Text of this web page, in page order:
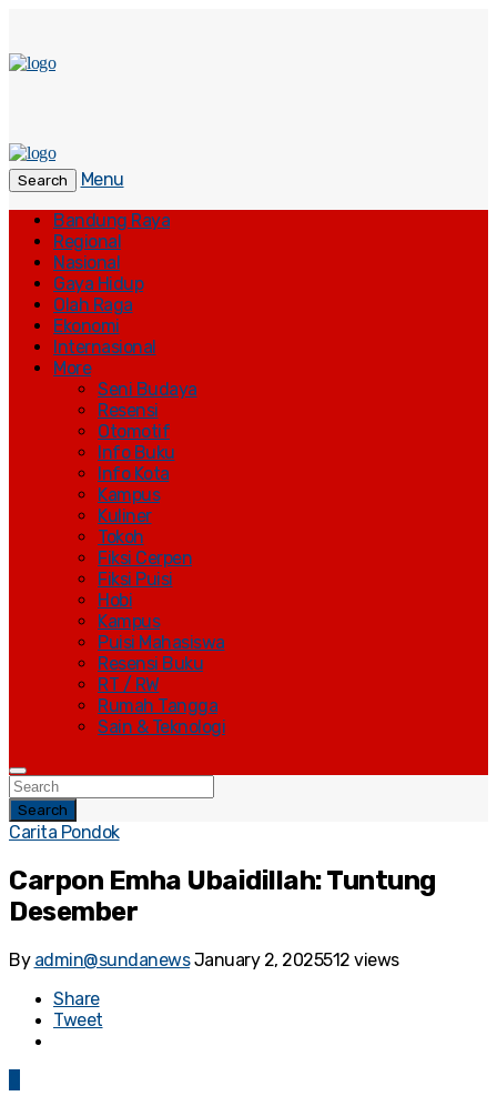
Search
Menu
Bandung Raya
Regional
Nasional
Gaya Hidup
Olah Raga
Ekonomi
Internasional
More
Seni Budaya
Resensi
Otomotif
Info Buku
Info Kota
Kampus
Kuliner
Tokoh
Fiksi Cerpen
Fiksi Puisi
Hobi
Kampus
Puisi Mahasiswa
Resensi Buku
RT / RW
Rumah Tangga
Sain & Teknologi
Search
Carita Pondok
Carpon Emha Ubaidillah: Tuntung
Desember
By admin@sundanews January 2, 2025512 views
Share
Tweet